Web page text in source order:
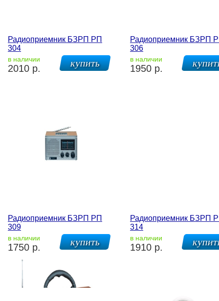
Радиоприемник БЗРП РП
304
в наличии
2010 р.
Радиоприемник БЗРП
306
в наличии
1950 р.
Радиоприемник БЗРП РП
309
в наличии
1750 р.
Радиоприемник БЗРП
314
в наличии
1910 р.